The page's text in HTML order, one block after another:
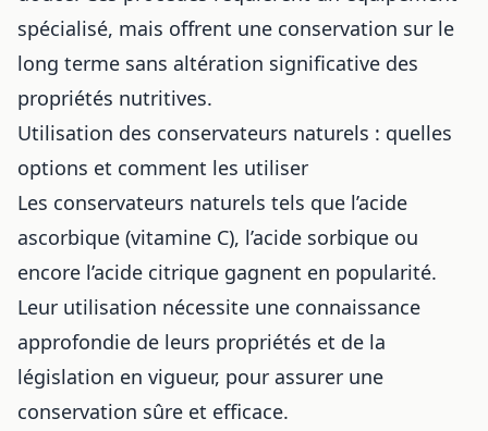
spécialisé, mais offrent une conservation sur le
long terme sans altération significative des
propriétés nutritives.
Utilisation des conservateurs naturels : quelles
options et comment les utiliser
Les conservateurs naturels tels que l’acide
ascorbique (vitamine C), l’acide sorbique ou
encore l’acide citrique gagnent en popularité.
Leur utilisation nécessite une connaissance
approfondie de leurs propriétés et de la
législation en vigueur, pour assurer une
conservation sûre et efficace.